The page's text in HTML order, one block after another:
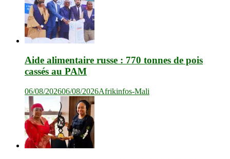
Aide alimentaire russe : 770 tonnes de pois
cassés au PAM
06/08/202606/08/2026Afrikinfos-Mali